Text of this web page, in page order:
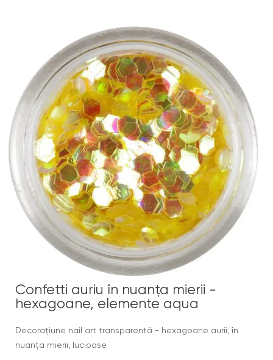
Confetti auriu în nuanţa mierii -
hexagoane, elemente aqua
Decoraţiune nail art transparentă - hexagoane aurii, în
nuanţa mierii, lucioase.